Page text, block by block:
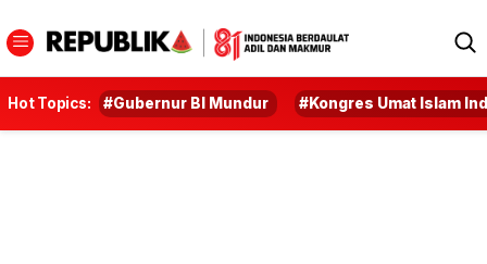
Hot Topics: #Gubernur BI Mundur #Kongres Umat Islam